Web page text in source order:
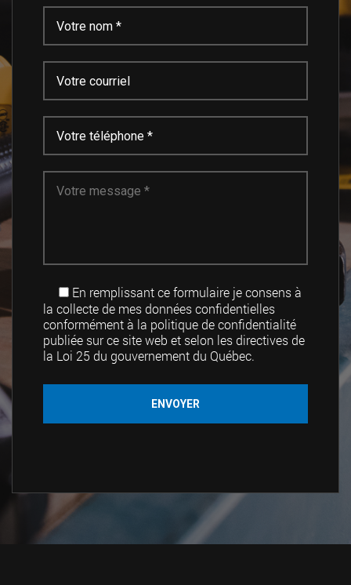
En remplissant ce formulaire je consens à
la collecte de mes données confidentielles
conformément à la politique de confidentialité
publiée sur ce site web et selon les directives de
la Loi 25 du gouvernement du Québec.